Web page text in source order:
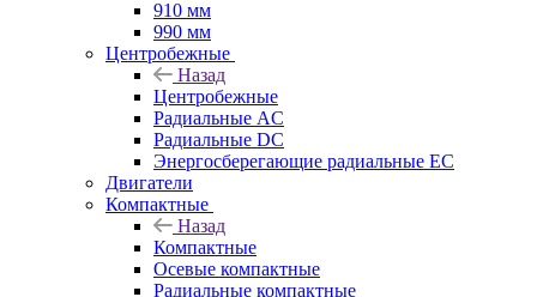
910 мм
990 мм
Центробежные
Назад
Центробежные
Радиальные AC
Радиальные DC
Энергосберегающие радиальные EC
Двигатели
Компактные
Назад
Компактные
Осевые компактные
Радиальные компактные